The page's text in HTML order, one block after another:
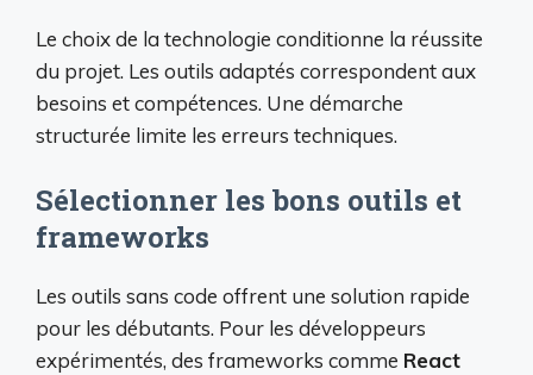
Le choix de la technologie conditionne la réussite
du projet. Les outils adaptés correspondent aux
besoins et compétences. Une démarche
structurée limite les erreurs techniques.
Sélectionner les bons outils et
frameworks
Les outils sans code offrent une solution rapide
pour les débutants. Pour les développeurs
expérimentés, des frameworks comme React